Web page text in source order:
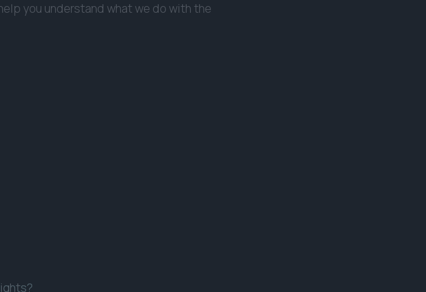
you understand what we do with the